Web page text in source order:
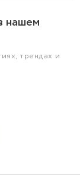
нашем
трендах и